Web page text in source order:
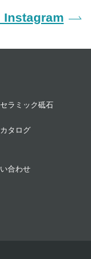
Instagram
ラミック砥石
タログ
合わせ